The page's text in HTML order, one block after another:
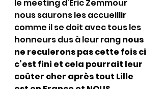
le meeting d’Éric Zemmour
nous saurons les accueillir
comme il se doit avec tous les
honneurs dus à leur rang nous
ne reculerons pas cette fois ci
c’est fini et cela pourrait leur
coûter cher après tout Lille